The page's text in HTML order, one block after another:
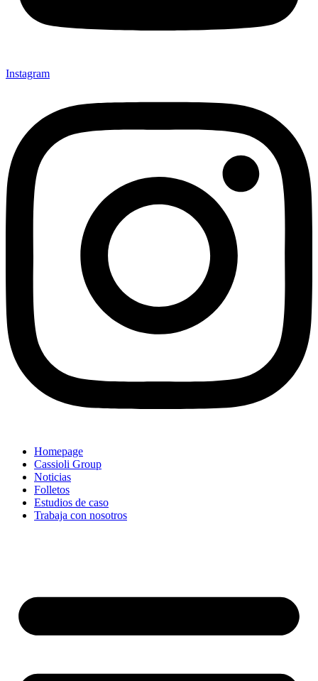
Instagram
Homepage
Cassioli Group
Noticias
Folletos
Estudios de caso
Trabaja con nosotros